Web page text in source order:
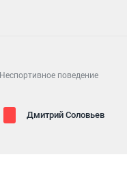
Неспортивное поведение
Дмитрий Соловьев